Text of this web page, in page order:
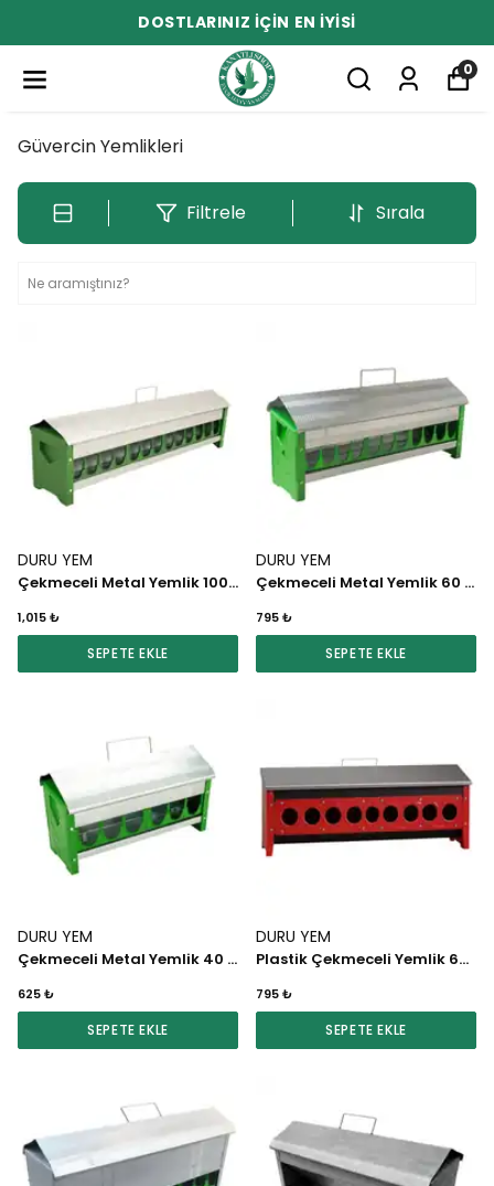
DOSTLARINIZ İÇİN EN İYİSİ
0
Güvercin Yemlikleri
Filtrele Sırala
DURU YEM
Çekmeceli Metal Yemlik 100 CM
1,015 ₺
SEPETE EKLE
DURU YEM
Çekmeceli Metal Yemlik 60 CM
795 ₺
SEPETE EKLE
DURU YEM
Çekmeceli Metal Yemlik 40 CM
625 ₺
SEPETE EKLE
DURU YEM
Plastik Çekmeceli Yemlik 60 CM
795 ₺
SEPETE EKLE